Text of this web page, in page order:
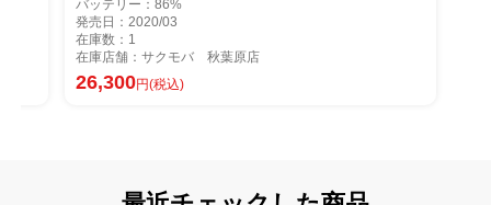
在庫店舗：サクモバ 秋葉原店